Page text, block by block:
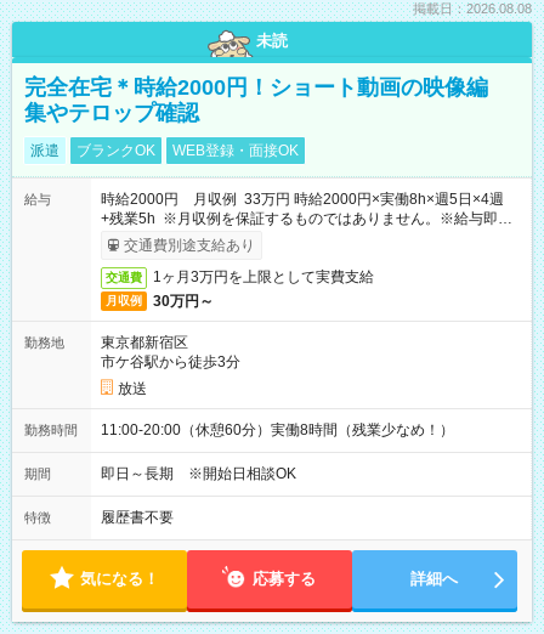
掲載日：2026.08.08
未読
完全在宅＊時給2000円！ショート動画の映像編
集やテロップ確認
派遣 ブランクOK WEB登録・面接OK
給与
時給2000円 月収例 33万円 時給2000円×実働8h×週5日×4週
+残業5h ※月収例を保証するものではありません。※給与即受
取りサービス利用可（利用条件有）
交通費別途支給あり
交通費 1ヶ月3万円を上限として実費支給
月収例 30万円～
勤務地
東京都新宿区
市ケ谷駅から徒歩3分
放送
勤務時間 11:00-20:00（休憩60分）実働8時間（残業少なめ！）
期間 即日～長期 ※開始日相談OK
特徴 履歴書不要
気になる！ 応募する 詳細へ